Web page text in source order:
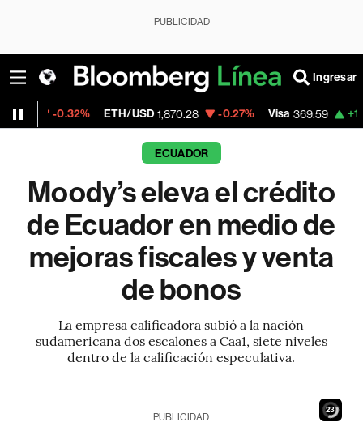
PUBLICIDAD
Ingresar
ETH/USD 1,870.28 -0.27% Visa 369.59 +1.07%
ECUADOR
Moody’s eleva el crédito
de Ecuador en medio de
mejoras fiscales y venta
de bonos
La empresa calificadora subió a la nación
sudamericana dos escalones a Caa1, siete niveles
dentro de la calificación especulativa.
22
PUBLICIDAD